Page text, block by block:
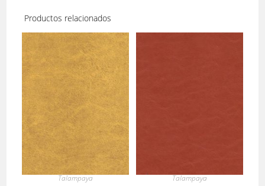
Productos relacionados
Talampaya Talampaya